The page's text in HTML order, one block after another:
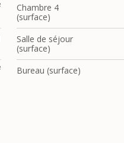
Chambre 4
(surface)
Salle de séjour
(surface)
Bureau (surface)